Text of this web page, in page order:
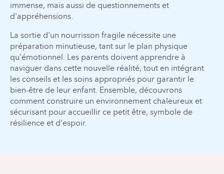
immense, mais aussi de questionnements et
d'appréhensions.
La sortie d'un nourrisson fragile nécessite une
préparation minutieuse, tant sur le plan physique
qu'émotionnel. Les parents doivent apprendre à
naviguer dans cette nouvelle réalité, tout en intégrant
les conseils et les soins appropriés pour garantir le
bien-être de leur enfant. Ensemble, découvrons
comment construire un environnement chaleureux et
sécurisant pour accueillir ce petit être, symbole de
résilience et d'espoir.